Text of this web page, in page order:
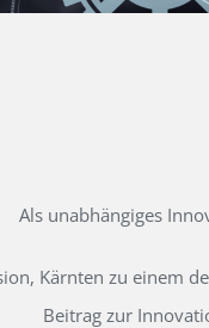
Als unabhängiges
Kärnten zu einem
Beitrag zur